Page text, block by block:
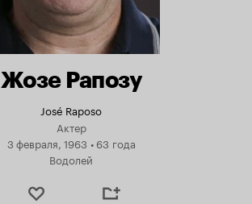
Жозе Рапозу
José Raposo
Актер
3 февраля, 1963 • 63 года
Водолей